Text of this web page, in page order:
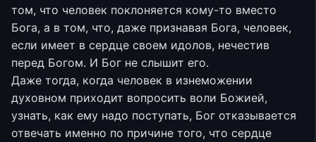
том, что человек поклоняется кому-то вместо
Бога, а в том, что, даже признавая Бога, человек,
если имеет в сердце своем идолов, нечестив
перед Богом. И Бог не слышит его.
Даже тогда, когда человек в изнеможении
духовном приходит вопросить воли Божией,
узнать, как ему надо поступать, Бог отказывается
отвечать именно по причине того, что сердце